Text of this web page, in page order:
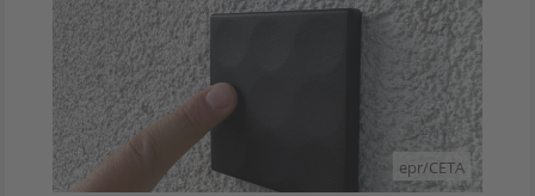
epr/CETA